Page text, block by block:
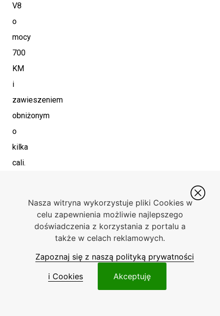
V8
o
mocy
700
KM
i
zawieszeniem
obniżonym
o
kilka
cali.
propozycja
Nasza witryna wykorzystuje pliki Cookies w
celu zapewnienia możliwie najlepszego
doświadczenia z korzystania z portalu a
także w celach reklamowych.
Zapoznaj się z naszą polityką prywatności
i Cookies
Akceptuję